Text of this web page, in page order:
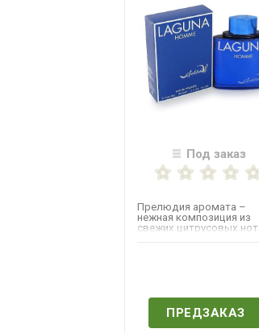
Под заказ
Прелюдия аромата –
нежная композиция из
свежих цитрусовых нот
ПРЕДЗАКАЗ